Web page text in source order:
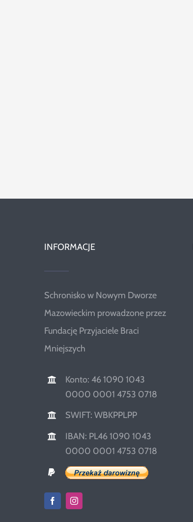
INFORMACJE
Schronisko w Nowym Dworze
Mazowieckim prowadzone przez
Fundację Przyjaciele Braci
Mniejszych
Konto: 46 1090 1043
0000 0001 4753 0718
SWIFT: WBKPPLPP
IBAN: PL46 1090 1043
0000 0001 4753 0718